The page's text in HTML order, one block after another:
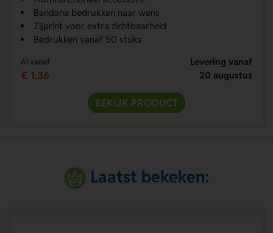
Bandana bedrukken naar wens
Zijprint voor extra zichtbaarheid
Bedrukken vanaf 50 stuks
Al vanaf
€ 1,36
Levering vanaf
20 augustus
BEKIJK PRODUCT
Laatst bekeken: